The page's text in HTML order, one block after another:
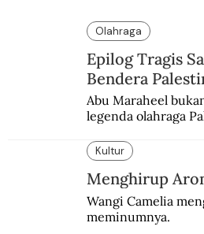
Olahraga
Epilog Tragis
Bendera
Abu Maraheel
legenda olahraga
memblokade Rafah.
Kultur
Menghirup
Wangi Camelia
meminumnya.